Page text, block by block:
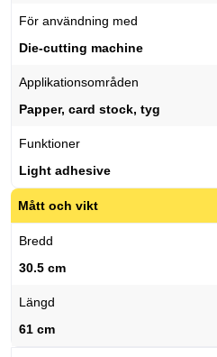
För användning med
Die-cutting machine
Applikationsområden
Papper, card stock, tyg
Funktioner
Light adhesive
Mått och vikt
Bredd
30.5 cm
Längd
61 cm